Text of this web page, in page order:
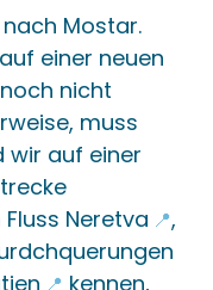
in Blagaj.
+
Mostar.
einer neuen
nicht
muss
wir auf einer
Fluss Neretva 📍,
kennen,